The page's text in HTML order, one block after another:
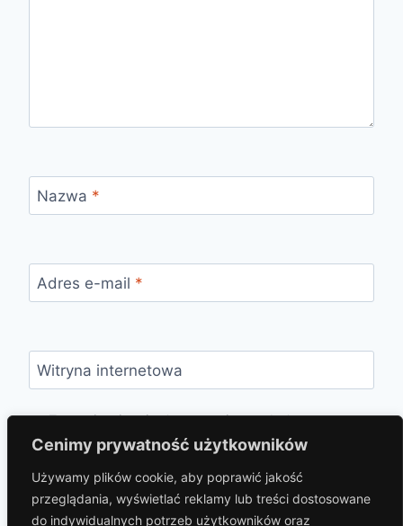
Cenimy prywatność użytkowników
Używamy plików cookie, aby poprawić jakość
przeglądania, wyświetlać reklamy lub treści dostosowane
do indywidualnych potrzeb użytkowników oraz
Nazwa *
Adres e-mail *
Witryna internetowa
Zapamiętaj moje dane w tej przeglądarce
podczas pisania kolejnych komentarzy.